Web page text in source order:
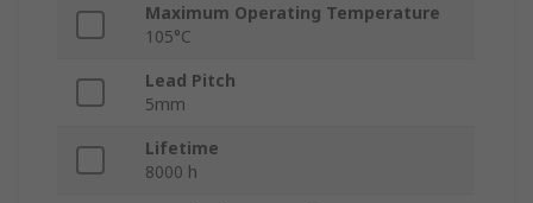
Maximum Operating Temperature
105°C
Lead Pitch
5mm
Lifetime
8000 h